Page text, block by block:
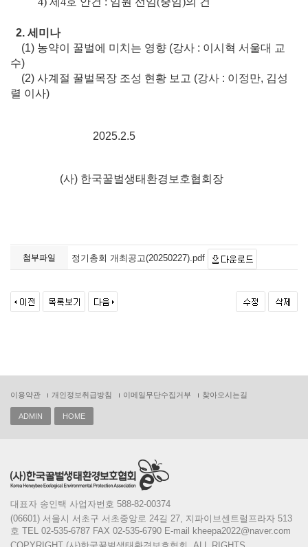
2. 세미나
(1) 농약이 꿀벌에 미치는 영향 (강사 : 이시혁 서울대 교
수)
(2) 사계절 꿀벌목장 조성 현황 보고 (강사 : 이정만, 김성
렬 이사)
2025.2.5
(사) 한국꿀벌생태환경보호협회장
첨부파일 정기총회 개최공고(20250227).pdf
이용약관 개인정보취급방침 이메일무단수집거부 찾아오시는길
ADMIN HOME
대표자 송인택 사업자번호 588-82-00374
(06601) 서울시 서초구 서초중앙로 24길 27, 지파이브센트럴프라자 513
호 TEL 02-535-6787 FAX 02-535-6790 E-mail kheepa2022@naver.com